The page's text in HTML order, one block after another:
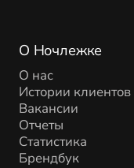
О Ночлежке
О нас
Истории клиентов
Вакансии
Отчеты
Статистика
Брендбук